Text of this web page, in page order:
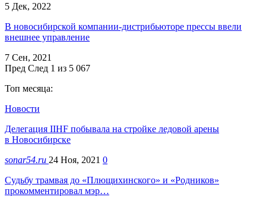
5 Дек, 2022
В новосибирской компании-дистрибьюторе прессы ввели
внешнее управление
7 Сен, 2021
Пред След 1 из 5 067
Топ месяца:
Новости
Делегация IIHF побывала на стройке ледовой арены
в Новосибирске
sonar54.ru 24 Ноя, 2021 0
Судьбу трамвая до «Плющихинского» и «Родников»
прокомментировал мэр…